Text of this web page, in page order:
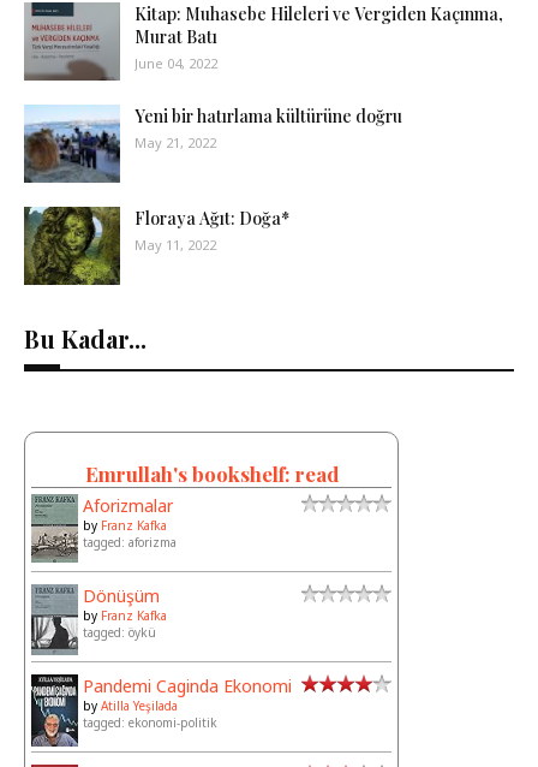
Kitap: Muhasebe Hileleri ve Vergiden Kaçınma,
Murat Batı
June 04, 2022
Yeni bir hatırlama kültürüne doğru
May 21, 2022
Floraya Ağıt: Doğa*
May 11, 2022
Bu Kadar...
Emrullah's bookshelf: read
Aforizmalar
by Franz Kafka
tagged: aforizma
Dönüşüm
by Franz Kafka
tagged: öykü
Pandemi Caginda Ekonomi
by Atilla Yeşilada
tagged: ekonomi-politik